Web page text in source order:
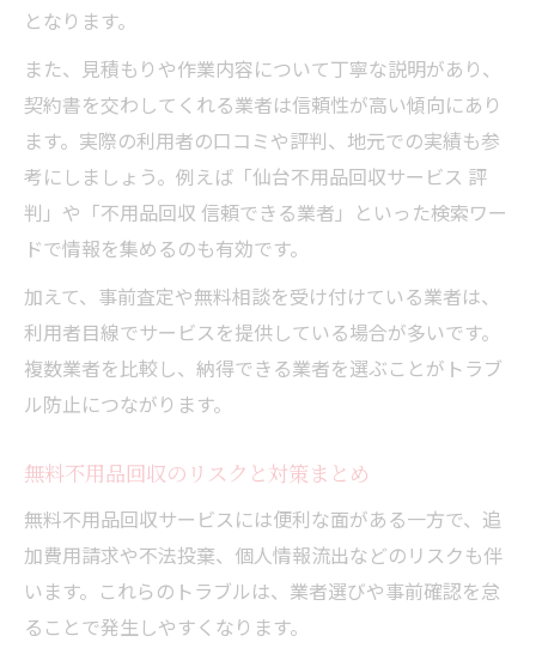
となります。
また、見積もりや作業内容について丁寧な説明があり、
契約書を交わしてくれる業者は信頼性が高い傾向にあり
ます。実際の利用者の口コミや評判、地元での実績も参
考にしましょう。例えば「仙台不用品回収サービス 評
判」や「不用品回収 信頼できる業者」といった検索ワー
ドで情報を集めるのも有効です。
加えて、事前査定や無料相談を受け付けている業者は、
利用者目線でサービスを提供している場合が多いです。
複数業者を比較し、納得できる業者を選ぶことがトラブ
ル防止につながります。
無料不用品回収のリスクと対策まとめ
無料不用品回収サービスには便利な面がある一方で、追
加費用請求や不法投棄、個人情報流出などのリスクも伴
います。これらのトラブルは、業者選びや事前確認を怠
ることで発生しやすくなります。